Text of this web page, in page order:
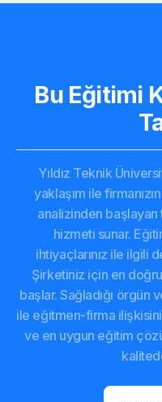
Bu Eğitimi
Yıldız Teknik
yaklaşım ile
analizinden başlayan
hizmeti sunar.
ihtiyaçlarınız ile ilgili
Şirketiniz için en doğru
başlar. Sağladığı örgün
ile eğitmen-firma
ve en uygun eğitim